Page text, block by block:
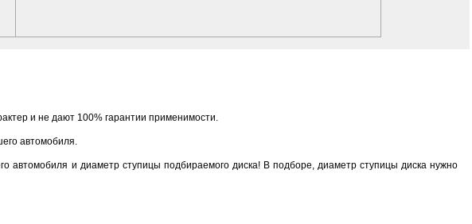
и не дают 100% гарантии применимости.
автомобиля.
и диаметр ступицы подбираемого диска! В подборе, диаметр ступицы диска нужно